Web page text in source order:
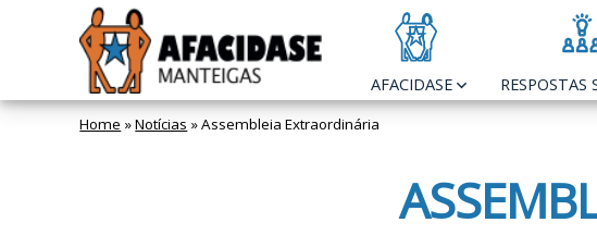
AFACIDASE RESPOSTAS
Home »Notícias »Assembleia Extraordinária